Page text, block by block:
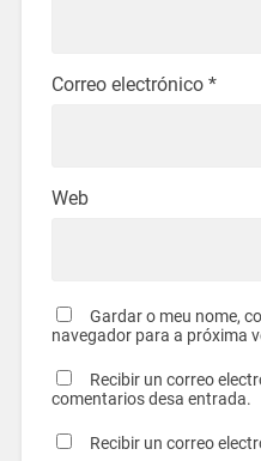
Correo electrónico *
Web
Gardar o meu nome,
navegador para a próxima
Recibir un correo
comentarios desa entrada.
Recibir un correo